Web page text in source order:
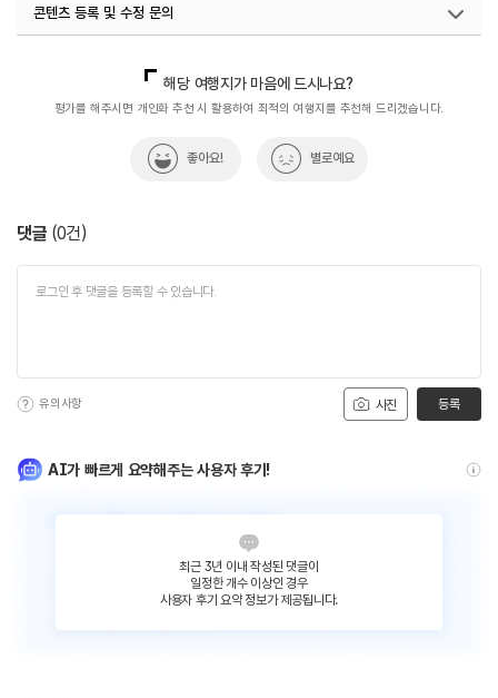
콘텐츠 등록 및 수정 문의
해당 여행지가 마음에 드시나요?
평가를 해주시면 개인화 추천 시 활용하여 최적의 여행지를 추천해 드리겠습니다.
좋아요! 별로예요
댓글 (0건)
사진
유의사항 등록
AI가 빠르게 요약해주는 사용자 후기!
최근 3년 이내 작성된 댓글이
일정한 개수 이상인 경우
사용자 후기 요약 정보가 제공됩니다.